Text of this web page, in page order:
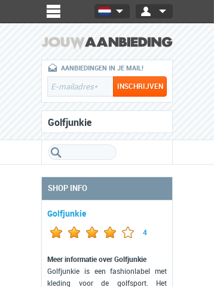
AANBIEDINGEN IN JE MAIL!
Golfjunkie
SHOP INFO
Golfjunkie
4
Meer informatie over Golfjunkie
Golfjunkie is een fashionlabel met
kleding voor de golfsport. Het